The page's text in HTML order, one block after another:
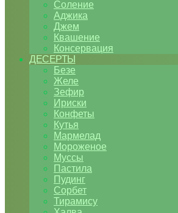
Соление
Аджика
Джем
Квашение
Консервация
ДЕСЕРТЫ
Безе
Желе
Зефир
Ириски
Конфеты
Кутья
Мармелад
Мороженое
Муссы
Пастила
Пудинг
Сорбет
Тирамису